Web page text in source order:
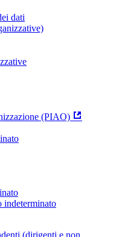
dati
(PIAO)
indeterminato
(dirigenti e non